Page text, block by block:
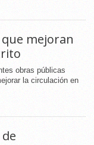
mejoran
obras públicas
la circulación en